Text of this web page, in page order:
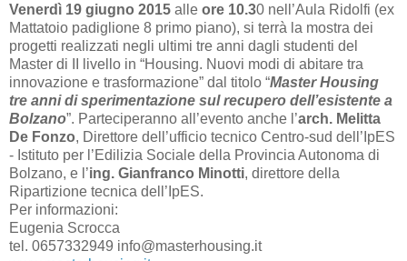
Venerdì 19 giugno 2015 alle ore 10.30 nell’Aula Ridolfi (ex
Mattatoio padiglione 8 primo piano), si terrà la mostra dei
progetti realizzati negli ultimi tre anni dagli studenti del
Master di II livello in “Housing. Nuovi modi di abitare tra
innovazione e trasformazione” dal titolo “Master Housing
tre anni di sperimentazione sul recupero dell’esistente a
Bolzano”. Parteciperanno all’evento anche l’arch. Melitta
De Fonzo, Direttore dell’ufficio tecnico Centro-sud dell’IpES
- Istituto per l’Edilizia Sociale della Provincia Autonoma di
Bolzano, e l’ing. Gianfranco Minotti, direttore della
Ripartizione tecnica dell’IpES.
Per informazioni:
Eugenia Scrocca
tel. 0657332949 info@masterhousing.it